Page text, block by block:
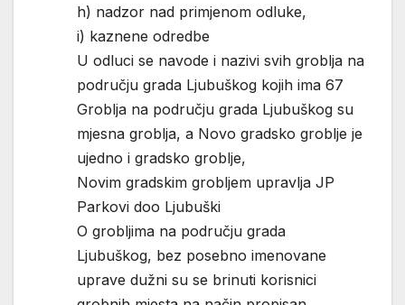
h) nadzor nad primjenom odluke,
i) kaznene odredbe
U odluci se navode i nazivi svih groblja na
području grada Ljubuškog kojih ima 67
Groblja na području grada Ljubuškog su
mjesna groblja, a Novo gradsko groblje je
ujedno i gradsko groblje,
Novim gradskim grobljem upravlja JP
Parkovi doo Ljubuški
O grobljima na području grada
Ljubuškog, bez posebno imenovane
uprave dužni su se brinuti korisnici